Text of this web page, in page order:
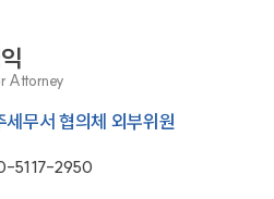
Attorney
세무서 협의체 외부위원
5117-2950